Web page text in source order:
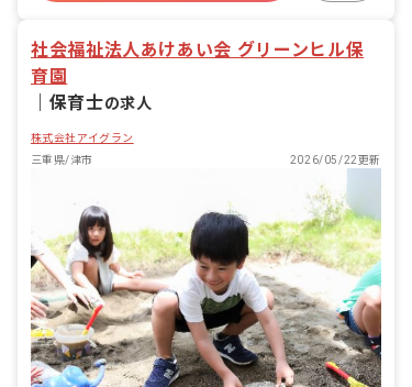
社会福祉法人あけあい会 グリーンヒル保
育園
保育士の求人
株式会社アイグラン
三重県/津市
2026/05/22更新